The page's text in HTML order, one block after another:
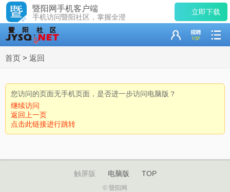
暨阳网手机客户端
手机访问暨阳社区，掌握全澄
立即下载
首页 > 返回
您访问的页面无手机页面，是否进一步访问电脑版？
继续访问
返回上一页
点击此链接进行跳转
触屏版 电脑版 TOP
© 暨阳网